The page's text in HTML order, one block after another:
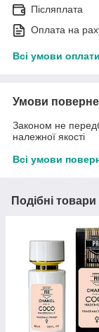
Післяплата
Оплата на
Всі умови оплати
Умови
Законом не
належної якості
Всі умови
Подібні товари